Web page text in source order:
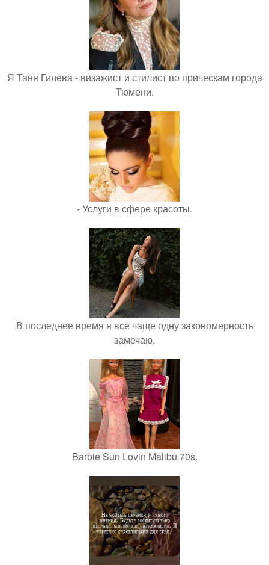
Я Таня Гилева - визажист и стилист по прическам города
Тюмени.
- Услуги в сфере красоты.
В последнее время я всё чаще одну закономерность
замечаю.
Barbie Sun Lovin Malibu 70s.